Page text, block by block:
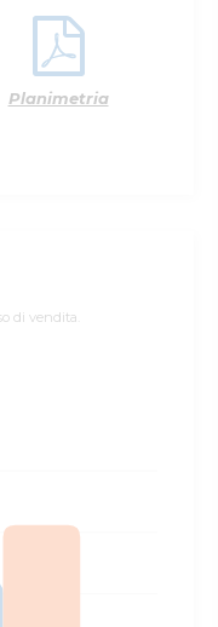
Planimetria
di vendita.